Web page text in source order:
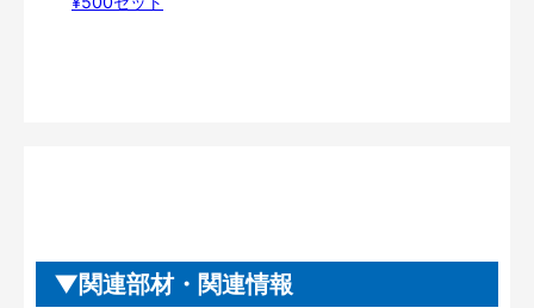
関連部材・関連情報